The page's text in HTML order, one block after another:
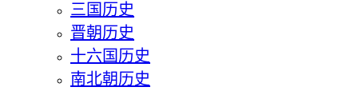
三国历史
晋朝历史
十六国历史
南北朝历史